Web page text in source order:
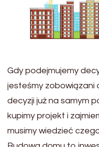
Gdy podejmujemy
jesteśmy zobowiązani
decyzji już na samym
kupimy projekt i
musimy wiedzieć